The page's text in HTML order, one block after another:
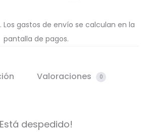
gastos de envío se calculan en la
pantalla de pagos.
Valoraciones 0
Está despedido!